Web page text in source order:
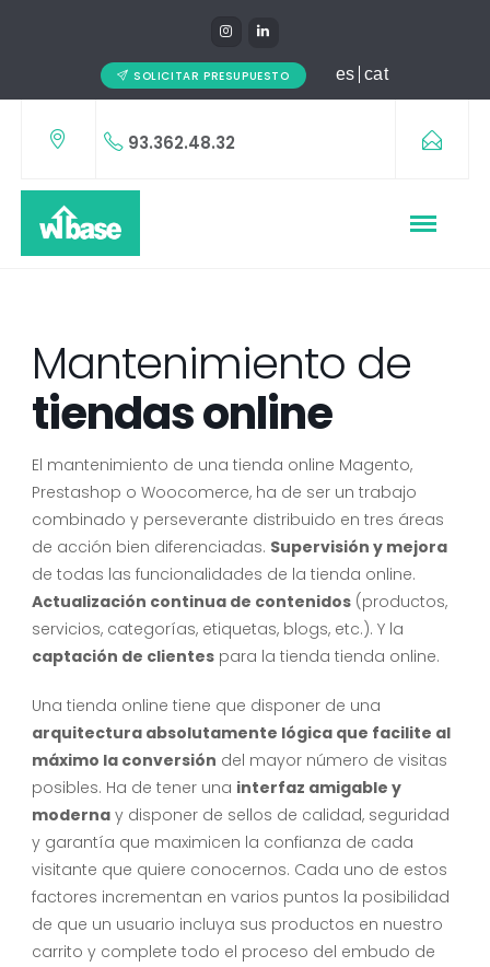
SOLICITAR PRESUPUESTO es cat
93.362.48.32
Mantenimiento de
tiendas online
El mantenimiento de una tienda online Magento,
Prestashop o Woocomerce, ha de ser un trabajo
combinado y perseverante distribuido en tres áreas
de acción bien diferenciadas. Supervisión y mejora
de todas las funcionalidades de la tienda online.
Actualización continua de contenidos(productos,
servicios, categorías, etiquetas, blogs, etc.). Y la
captación de clientespara la tienda tienda online.
Una tienda online tiene que disponer de una
arquitectura absolutamente lógica que facilite al
máximo la conversión del mayor número de visitas
posibles. Ha de tener una interfaz amigable y
modernay disponer de sellos de calidad, seguridad
y garantía que maximicen la confianza de cada
visitante que quiere conocernos. Cada uno de estos
factores incrementan en varios puntos la posibilidad
de que un usuario incluya sus productos en nuestro
carrito y complete todo el proceso del embudo de